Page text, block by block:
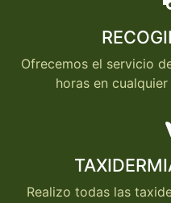
Ofrecemos el servicio
horas en
Realizo todas las